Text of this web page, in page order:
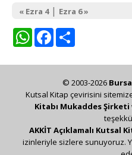
« Ezra 4| Ezra 6 »
WhatsAppFacebook
© 2003-2026
Kutsal Kitap çevirisini
Kitabı Mukaddes Şirketi
AKKİT Açıklamalı Kutsal
izinleriyle sizlere sunuyoruz.